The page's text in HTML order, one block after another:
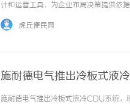
计和运营工具，为企业布局决策提供依
中心全生命周期的安全与可靠运行。工
虎丘便民网
施耐德电气推出冷板式液
施耐德电气推出冷板式液冷CDU系统，